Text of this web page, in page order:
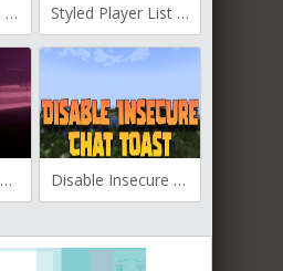
Server Sleep для Майнкрафт [1.21.10, 1.21.9, 1.21.8] Styled Player List для Майнкрафт [1.21.10, 1.21.9, 1.21.8]
Verticality для Майнкрафт [1.20.4, 1.20.1, 1.19.4] Disable Insecure Chat Toast для Майнкрафт [1.20.2, 1.19.4]